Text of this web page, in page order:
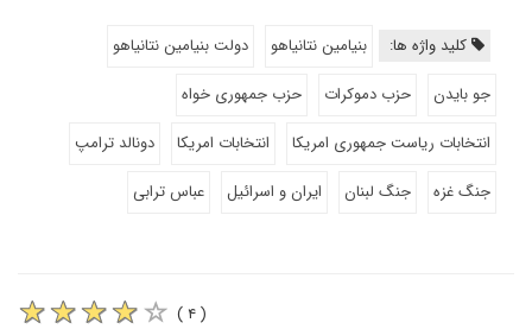
کلید واژه ها: بنیامین نتانیاهو
دولت بنیامین نتانیاهو
جو بایدن
حزب دموکرات
حزب جمهوری خواه
انتخابات ریاست جمهوری امریکا
انتخابات امریکا
دونالد ترامپ
جنگ غزه
جنگ لبنان ایران و اسرائیل عباس ترابی
( ۴ )